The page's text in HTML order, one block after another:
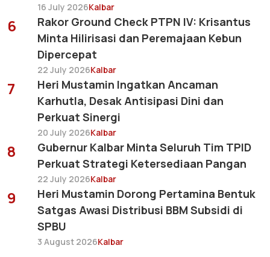
16 July 2026Kalbar
6
Rakor Ground Check PTPN IV: Krisantus
Minta Hilirisasi dan Peremajaan Kebun
Dipercepat
22 July 2026Kalbar
7
Heri Mustamin Ingatkan Ancaman
Karhutla, Desak Antisipasi Dini dan
Perkuat Sinergi
20 July 2026Kalbar
8
Gubernur Kalbar Minta Seluruh Tim TPID
Perkuat Strategi Ketersediaan Pangan
22 July 2026Kalbar
9
Heri Mustamin Dorong Pertamina Bentuk
Satgas Awasi Distribusi BBM Subsidi di
SPBU
3 August 2026Kalbar